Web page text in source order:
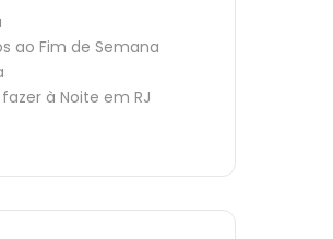
ao Fim de Semana
à Noite em RJ